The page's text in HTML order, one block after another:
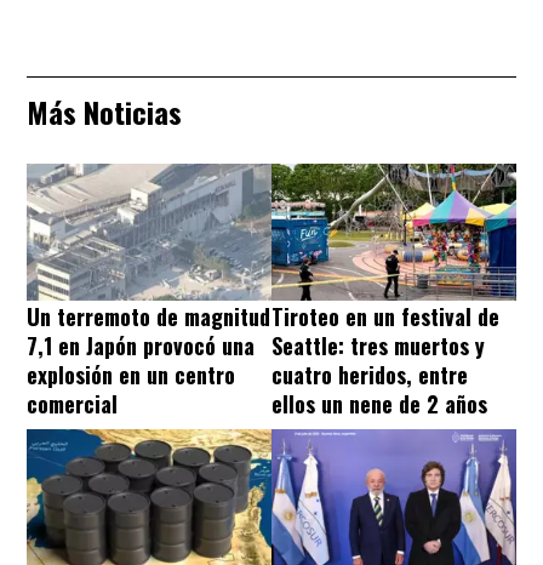
Más Noticias
Un terremoto de magnitud
7,1 en Japón provocó una
explosión en un centro
comercial
Tiroteo en un festival de
Seattle: tres muertos y
cuatro heridos, entre
ellos un nene de 2 años